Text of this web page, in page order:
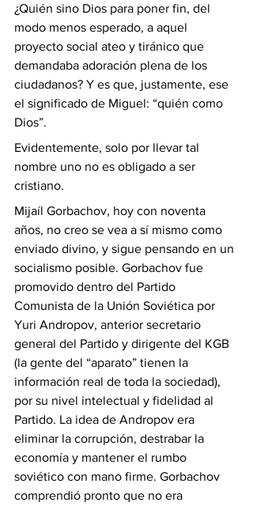
¿Quién sino Dios para poner fin, del
modo menos esperado, a aquel
proyecto social ateo y tiránico que
demandaba adoración plena de los
ciudadanos? Y es que, justamente, ese
el significado de Miguel: “quién como
Dios”.
Evidentemente, solo por llevar tal
nombre uno no es obligado a ser
cristiano.
Mijaíl Gorbachov, hoy con noventa
años, no creo se vea a sí mismo como
enviado divino, y sigue pensando en un
socialismo posible. Gorbachov fue
promovido dentro del Partido
Comunista de la Unión Soviética por
Yuri Andropov, anterior secretario
general del Partido y dirigente del KGB
(la gente del “aparato” tienen la
información real de toda la sociedad),
por su nivel intelectual y fidelidad al
Partido. La idea de Andropov era
eliminar la corrupción, destrabar la
economía y mantener el rumbo
soviético con mano firme. Gorbachov
comprendió pronto que no era